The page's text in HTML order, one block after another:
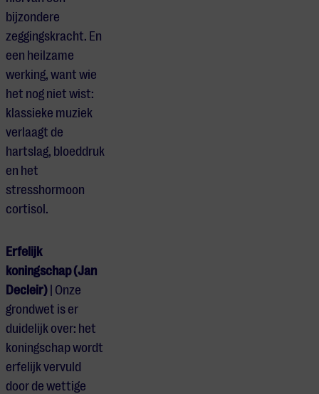
bijzondere
zeggingskracht. En
een heilzame
werking, want wie
het nog niet wist:
klassieke muziek
verlaagt de
hartslag, bloeddruk
en het
stresshormoon
cortisol.
Erfelijk
koningschap (Jan
Decleir) | Onze
grondwet is er
duidelijk over: het
koningschap wordt
erfelijk vervuld
door de wettige